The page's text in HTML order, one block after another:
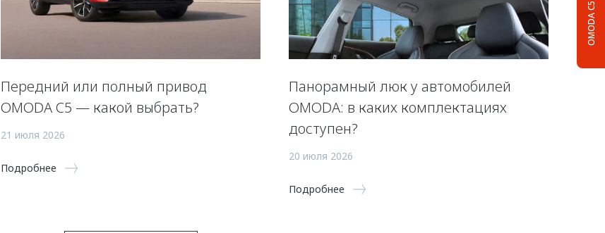
OMODA C5
Передний или полный привод
OMODA C5 — какой выбрать?
21 июля 2026
Подробнее
Панорамный люк у автомобилей
OMODA: в каких комплектациях
доступен?
20 июля 2026
Подробнее